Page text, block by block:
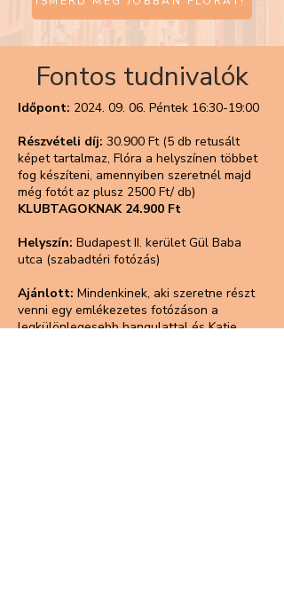
Fontos tudnivalók
Időpont: 2024. 09. 06. Péntek 16:30-19:00
Részvételi díj: 30.900 Ft (5 db retusált
képet tartalmaz, Flóra a helyszínen többet
fog készíteni, amennyiben szeretnél majd
még fotót az plusz 2500 Ft/ db)
KLUBTAGOKNAK 24.900 Ft
Helyszín: Budapest II. kerület Gül Baba
utca (szabadtéri fotózás)
Ajánlott: Mindenkinek, aki szeretne részt
venni egy emlékezetes fotózáson a
legkülönlegesebb hangulattal és Katie